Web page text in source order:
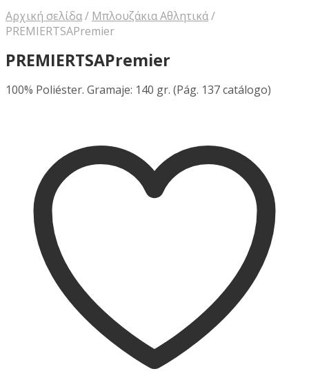
Αρχική σελίδα/ Μπλουζάκια Αθλητικά/
PREMIERTSAPremier
PREMIERTSAPremier
100% Poliéster. Gramaje: 140 gr. (Pág. 137 catálogo)